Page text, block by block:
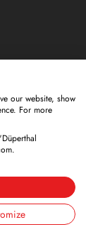
our website, show
For more